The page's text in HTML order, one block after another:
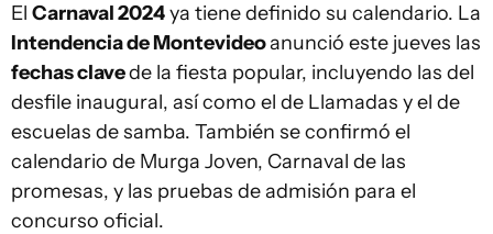
El Carnaval 2024ya tiene definido su calendario. La
Intendencia de Montevideoanunció este jueves las
fechas clavede la fiesta popular, incluyendo las del
desfile inaugural, así como el de Llamadas y el de
escuelas de samba. También se confirmó el
calendario de Murga Joven, Carnaval de las
promesas, y las pruebas de admisión para el
concurso oficial.